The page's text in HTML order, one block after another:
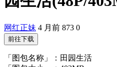
网红正妹 4 月前 873 0
前往下载
「图包名称」：田园生活